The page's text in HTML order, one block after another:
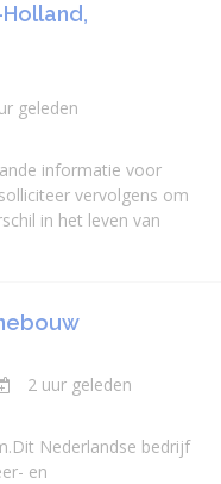
geleden
informatie voor
vervolgens om
in het leven van
2 uur geleden
Nederlandse bedrijf
en